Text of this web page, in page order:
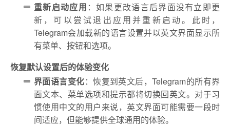
重新启动应用 ：如果更改语言后界面没有立即更
新，可以尝试退出应用并重新启动。此时，
Telegram会加载新的语言设置并以英文界面显示所
有菜单、按钮和选项。
恢复默认设置后的体验变化
界面语言变化：恢复到英文后，Telegram的所有界
面文本、菜单选项和提示都将切换回英文。对于习
惯使用中文的用户来说，英文界面可能需要一段时
间适应，但能够提供全球通用的体验。